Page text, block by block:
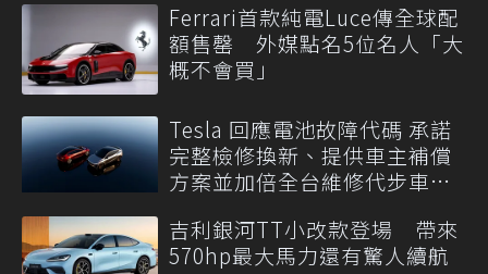
Ferrari首款純電Luce傳全球配
額售罄 外媒點名5位名人「大
概不會買」
Tesla 回應電池故障代碼 承諾
完整檢修換新、提供車主補償
方案並加倍全台維修代步車數
吉利銀河TT小改款登場 帶來
570hp最大馬力還有驚人續航